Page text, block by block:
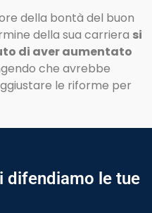
della bontà del buon
della sua carriera si
di aver aumentato
che avrebbe
le riforme per
difendiamo le tue